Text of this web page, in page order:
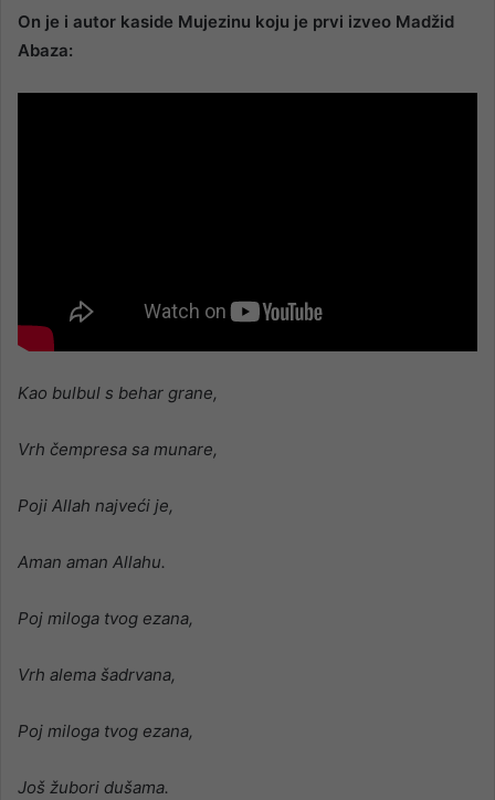
On je i autor kaside Mujezinu koju je prvi izveo Madžid
Abaza:
Kao bulbul s behar grane,
Vrh čempresa sa munare,
Poji Allah najveći je,
Aman aman Allahu.
Poj miloga tvog ezana,
Vrh alema šadrvana,
Poj miloga tvog ezana,
Još žubori dušama.